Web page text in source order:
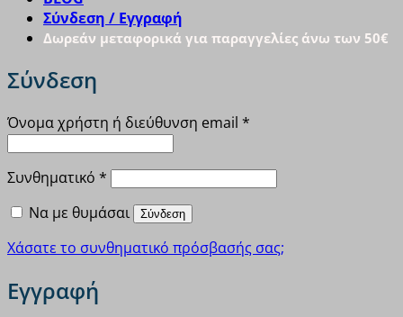
Σύνδεση / Εγγραφή
Δωρεάν μεταφορικά για παραγγελίες άνω των 50€
Σύνδεση
Όνομα χρήστη ή διεύθυνση email *
Συνθηματικό * Απαιτείται
Να με θυμάσαι
Σύνδεση
Χάσατε το συνθηματικό πρόσβασής σας;
Εγγραφή